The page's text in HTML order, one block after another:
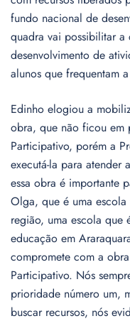
fundo nacional de
quadra vai possibilitar
desenvolvimento de
alunos que frequentam
Edinho elogiou a
obra, que não ficou em
Participativo, porém a
executá-la para atender
essa obra é importante
Olga, que é uma
região, uma escola que
educação em
compromete com a
Participativo. Nós
prioridade número um,
buscar recursos, nós